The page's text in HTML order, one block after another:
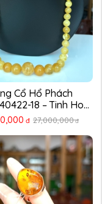
Cổ Hổ Phách
18 – Tinh Hoa
...
đ 27,000,000 đ